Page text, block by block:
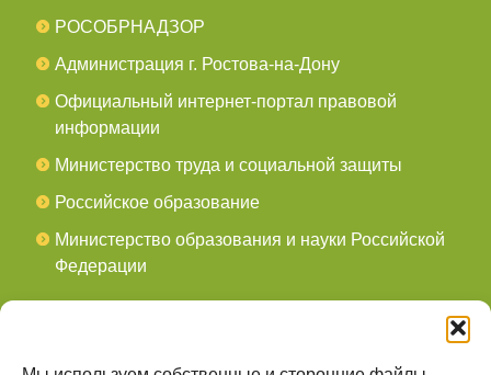
РОСОБРНАДЗОР
Администрация г. Ростова-на-Дону
Официальный интернет-портал правовой
информации
Министерство труда и социальной защиты
Российское образование
Министерство образования и науки Российской
Федерации